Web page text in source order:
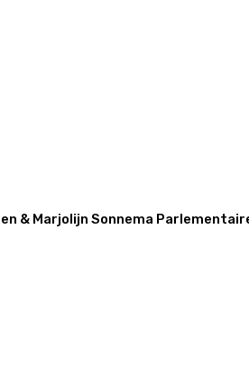
& Marjolijn Sonnema